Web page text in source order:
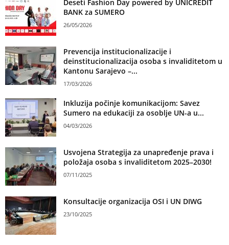
Deseti Fashion Day powered by UNICREDIT
BANK za SUMERO
26/05/2026
Prevencija institucionalizacije i
deinstitucionalizacija osoba s invaliditetom u
Kantonu Sarajevo –...
17/03/2026
Inkluzija počinje komunikacijom: Savez
Sumero na edukaciji za osoblje UN-a u...
04/03/2026
Usvojena Strategija za unapređenje prava i
položaja osoba s invaliditetom 2025–2030!
07/11/2025
Konsultacije organizacija OSI i UN DIWG
23/10/2025